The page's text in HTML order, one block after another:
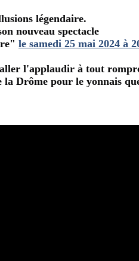
légendaire.
nouveau spectacle
le samedi 25 mai 2024 à
l'applaudir à tout
Drôme pour le yonnais